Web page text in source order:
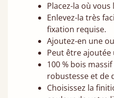
Placez-la où vous
Enlevez-la très
fixation requise.
Ajoutez-en une
Peut être
100 % bois
robustesse et de
Choisissez la